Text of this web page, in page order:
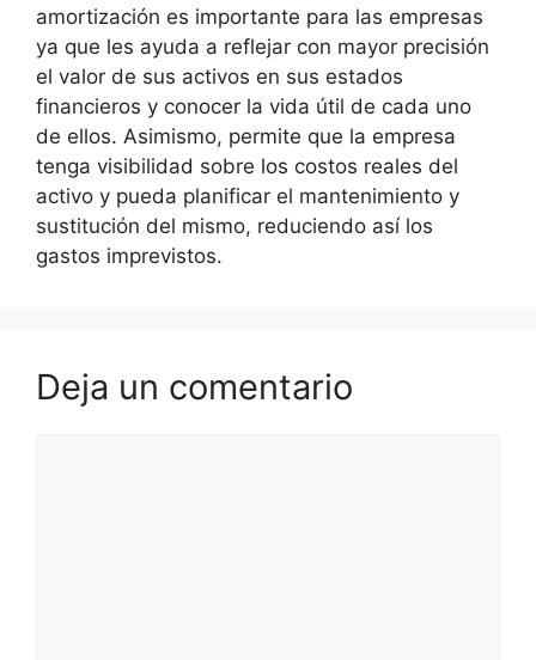
amortización es importante para las empresas
ya que les ayuda a reflejar con mayor precisión
el valor de sus activos en sus estados
financieros y conocer la vida útil de cada uno
de ellos. Asimismo, permite que la empresa
tenga visibilidad sobre los costos reales del
activo y pueda planificar el mantenimiento y
sustitución del mismo, reduciendo así los
gastos imprevistos.
Deja un comentario